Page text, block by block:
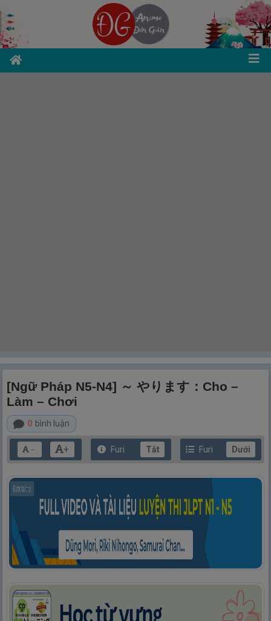
[Ngữ Pháp N5-N4] ～ やります：Cho –
Làm – Chơi
0 bình luận
－ + Furi Tắt Furi Dưới